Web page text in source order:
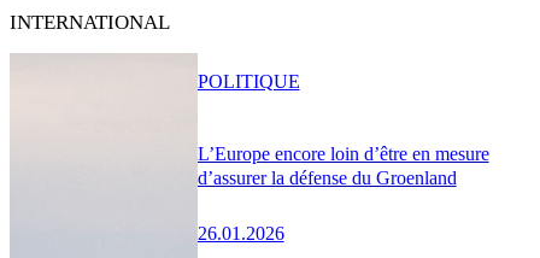
INTERNATIONAL
L’Europe encore loin d’être en mesure
d’assurer la défense du Groenland
26.01.2026
POLITIQUE